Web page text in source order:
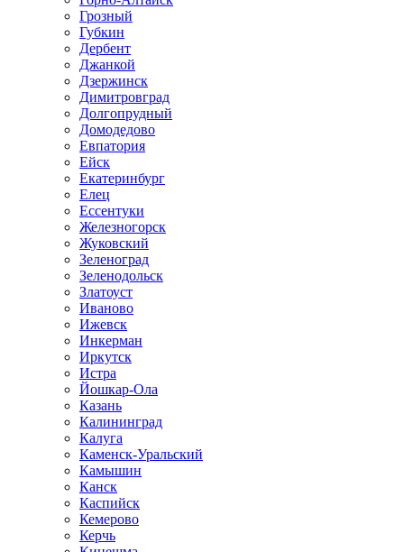
Грозный
Губкин
Дербент
Джанкой
Дзержинск
Димитровград
Долгопрудный
Домодедово
Евпатория
Ейск
Екатеринбург
Елец
Ессентуки
Железногорск
Жуковский
Зеленоград
Зеленодольск
Златоуст
Иваново
Ижевск
Инкерман
Иркутск
Истра
Йошкар-Ола
Казань
Калининград
Калуга
Каменск-Уральский
Камышин
Канск
Каспийск
Кемерово
Керчь